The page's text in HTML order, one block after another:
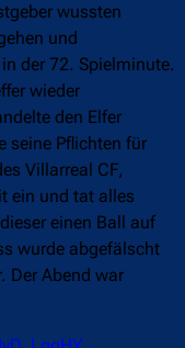
wussten
und
der 72. Spielminute.
wieder
den Elfer
seine Pflichten für
Villarreal CF,
ein und tat alles
einen Ball auf
wurde abgefälscht
Der Abend war